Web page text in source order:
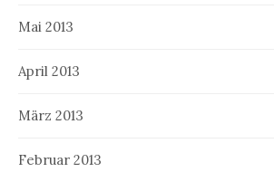
Mai 2013
April 2013
März 2013
Februar 2013